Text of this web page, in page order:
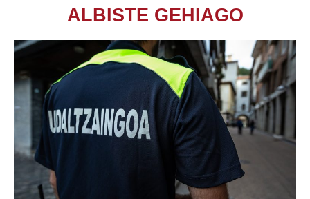
ALBISTE GEHIAGO